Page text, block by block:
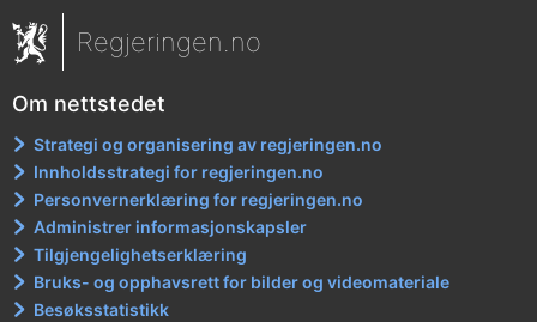
Regjeringen.no
Om nettstedet
Strategi og organisering av regjeringen.no
Innholdsstrategi for regjeringen.no
Personvernerklæring for regjeringen.no
Administrer informasjonskapsler
Tilgjengelighetserklæring
Bruks- og opphavsrett for bilder og videomateriale
Besøksstatistikk